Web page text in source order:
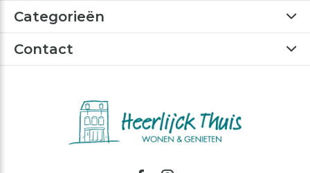
Categorieën
Contact